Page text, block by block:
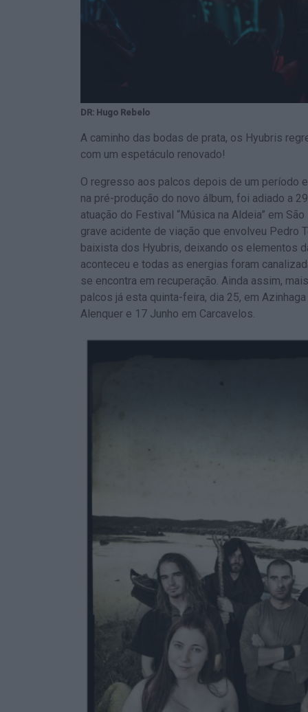
DR: Hugo Rebelo
A caminho das bodas de prata, os Hyubris
com um espetáculo renovado!
O regresso aos palcos depois de um período
na pré-produção do novo álbum, foi adiado a
atuação do Festival “Música na Aldeia” em
grave acidente de viação que envolveu Pedro
baixista dos Hyubris, deixando os elementos
aconteceu e todas as energias foram
se encontra em recuperação. Ainda assim,
palcos já esta quinta-feira, dia 25, em
Alenquer e 17 Junho em Carcavelos.